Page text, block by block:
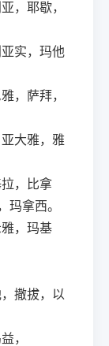
，耶歇，
实，玛他
，萨拜，
大雅，雅
，比拿
玛拿西。
，玛基
撒拔，以
，